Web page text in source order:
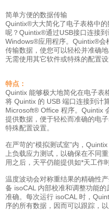
简单方便的数据传输
Quintix®大大简化了电子表格中
呢？Quintix®通过USB接口连接
Windows®应用程序。Quintix®会
传输数据，使您可以轻松并准确
无需使用其它软件或特殊的配置设
特点：
Quintix 能够极大地简化在电子表
将 Quintix 的 USB 端口连接到计
Microsoft® Office 程序。Quintix
提供数据，便于轻松而准确的电
特殊配置设置。
在严苛的“模拟测试室”内，
上负载应力测试，以确保在不同
用之后，天平仍能提供如*天工作
温度波动会对称重结果的精确性
备 isoCAL 内部校准和调整功能
准确。每次运行 isoCAL 时，
序的所有数据，因而可以跟踪，以